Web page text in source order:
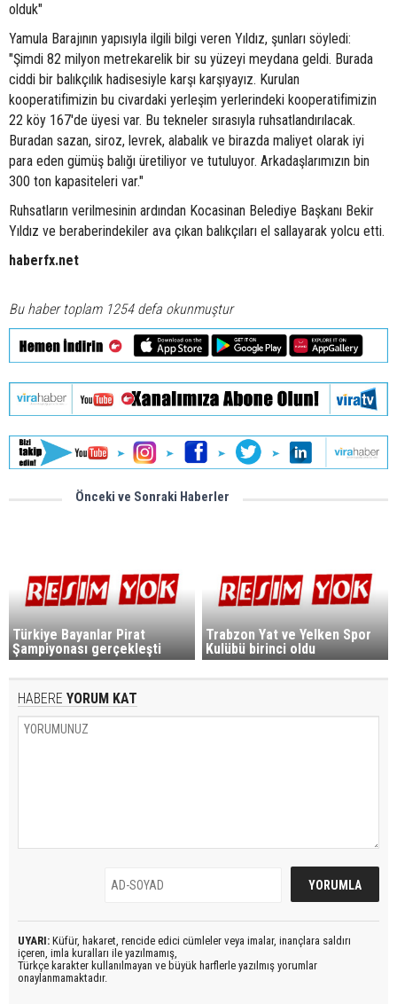
olduk"
Yamula Barajının yapısıyla ilgili bilgi veren Yıldız, şunları söyledi:
"Şimdi 82 milyon metrekarelik bir su yüzeyi meydana geldi. Burada
ciddi bir balıkçılık hadisesiyle karşı karşıyayız. Kurulan
kooperatifimizin bu civardaki yerleşim yerlerindeki kooperatifimizin
22 köy 167'de üyesi var. Bu tekneler sırasıyla ruhsatlandırılacak.
Buradan sazan, siroz, levrek, alabalık ve birazda maliyet olarak iyi
para eden gümüş balığı üretiliyor ve tutuluyor. Arkadaşlarımızın bin
300 ton kapasiteleri var."
Ruhsatların verilmesinin ardından Kocasinan Belediye Başkanı Bekir
Yıldız ve beraberindekiler ava çıkan balıkçıları el sallayarak yolcu etti.
haberfx.net
Bu haber toplam 1254 defa okunmuştur
Önceki ve Sonraki Haberler
Türkiye Bayanlar Pirat
Şampiyonası gerçekleşti
Trabzon Yat ve Yelken Spor
Kulübü birinci oldu
HABERE YORUM KAT
UYARI: Küfür, hakaret, rencide edici cümleler veya imalar, inançlara saldırı
içeren, imla kuralları ile yazılmamış,
Türkçe karakter kullanılmayan ve büyük harflerle yazılmış yorumlar
onaylanmamaktadır.